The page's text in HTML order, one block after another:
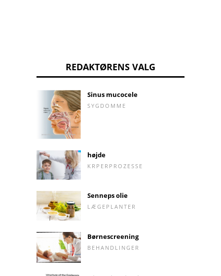
REDAKTØRENS VALG
Sinus mucocele
SYGDOMME
højde
KRPERPROZESSE
Senneps olie
LÆGEPLANTER
Børnescreening
BEHANDLINGER